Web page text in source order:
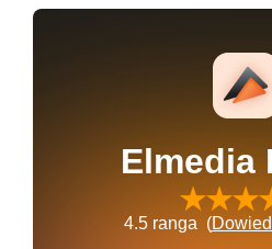
Elmedia
4.5ranga (